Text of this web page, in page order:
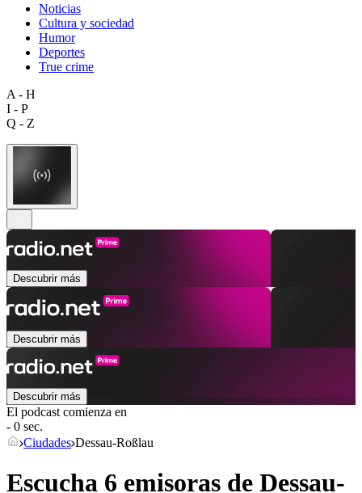
Noticias
Cultura y sociedad
Humor
Deportes
True crime
A - H
I - P
Q - Z
Descubrir más
Descubrir más
Descubrir más
El podcast comienza en
- 0 sec.
Ciudades Dessau-Roßlau
Escucha 6 emisoras de Dessau-